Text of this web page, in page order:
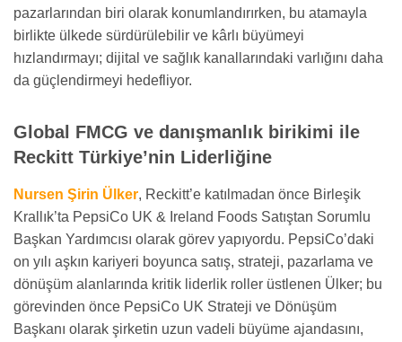
pazarlarından biri olarak konumlandırırken, bu atamayla
birlikte ülkede sürdürülebilir ve kârlı büyümeyi
hızlandırmayı; dijital ve sağlık kanallarındaki varlığını daha
da güçlendirmeyi hedefliyor.
Global FMCG ve danışmanlık birikimi ile
Reckitt Türkiye’nin Liderliğine
Nursen Şirin Ülker, Reckitt’e katılmadan önce Birleşik
Krallık’ta PepsiCo UK & Ireland Foods Satıştan Sorumlu
Başkan Yardımcısı olarak görev yapıyordu. PepsiCo’daki
on yılı aşkın kariyeri boyunca satış, strateji, pazarlama ve
dönüşüm alanlarında kritik liderlik roller üstlenen Ülker; bu
görevinden önce PepsiCo UK Strateji ve Dönüşüm
Başkanı olarak şirketin uzun vadeli büyüme ajandasını,